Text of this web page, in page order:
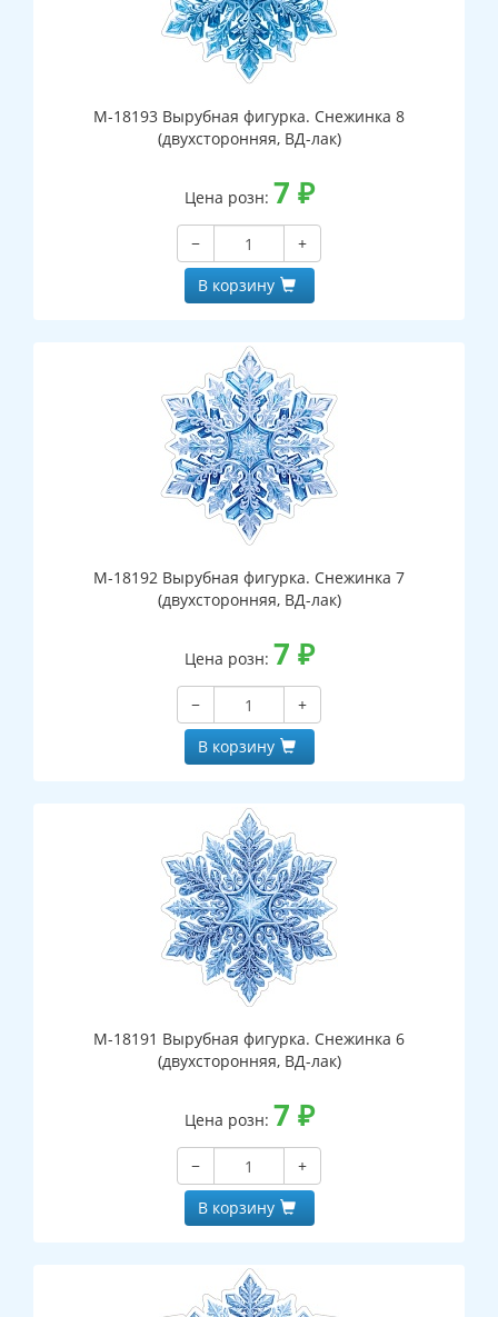
М-18193 Вырубная фигурка. Снежинка 8
(двухсторонняя, ВД-лак)
Цена розн: 7 ₽
−
+
В корзину
М-18192 Вырубная фигурка. Снежинка 7
(двухсторонняя, ВД-лак)
Цена розн: 7 ₽
−
+
В корзину
М-18191 Вырубная фигурка. Снежинка 6
(двухсторонняя, ВД-лак)
Цена розн: 7 ₽
−
+
В корзину